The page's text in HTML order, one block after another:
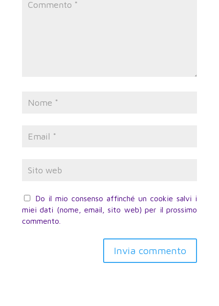
Do il mio consenso affinché un cookie salvi i
miei dati (nome, email, sito web) per il prossimo
commento.
Invia commento